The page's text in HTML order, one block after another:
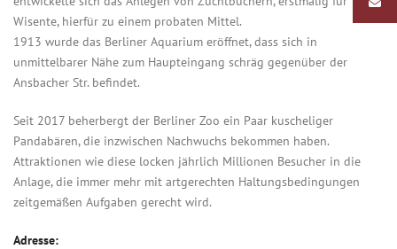
Wisente, hierfür zu einem probaten Mittel.
1913 wurde das Berliner Aquarium eröffnet, dass sich in
unmittelbarer Nähe zum Haupteingang schräg gegenüber der
Ansbacher Str. befindet.
Seit 2017 beherbergt der Berliner Zoo ein Paar kuscheliger
Pandabären, die inzwischen Nachwuchs bekommen haben.
Attraktionen wie diese locken jährlich Millionen Besucher in die
Anlage, die immer mehr mit artgerechten Haltungsbedingungen
zeitgemäßen Aufgaben gerecht wird.
Adresse: